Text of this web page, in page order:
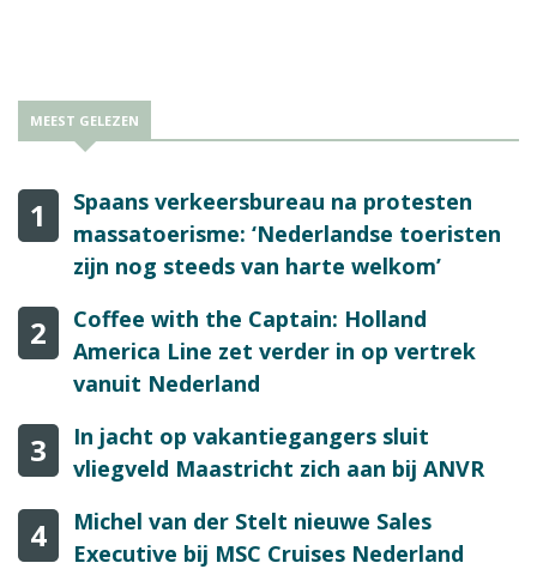
MEEST GELEZEN
1
Spaans verkeersbureau na protesten
massatoerisme: ‘Nederlandse toeristen
zijn nog steeds van harte welkom’
2
Coffee with the Captain: Holland
America Line zet verder in op vertrek
vanuit Nederland
3
In jacht op vakantiegangers sluit
vliegveld Maastricht zich aan bij ANVR
4
Michel van der Stelt nieuwe Sales
Executive bij MSC Cruises Nederland